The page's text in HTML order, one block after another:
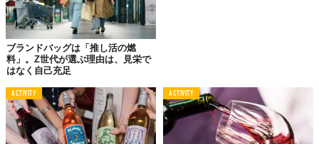
TABI LABO
この世界は、もっと広いはずだ。
ブランドバッグは「推し活の燃
料」。Z世代が選ぶ理由は、見栄で
はなく自己充足
ACTIVITY ACTIVITY